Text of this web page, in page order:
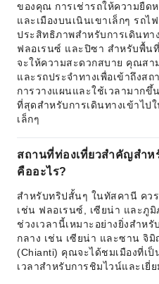
ของคุณ การเช่ารถให้ความยืด
และเมืองบนเนินเขาเล็กๆ รถไ
ประสิทธิภาพสำหรับการเดินทา
ฟลอเรนซ์ และปิซา สำหรับพื้น
จะให้ความสะดวกสบาย คุณสา
และรถประจำทางเพื่อเข้าถึงส
การวางแผนและใช้เวลามากขึ้
ที่สุดสำหรับการเดินทางเข้าไ
เล็กๆ
สถานที่ท่องเที่ยวสำคัญสำ
คืออะไร?
สำหรับทริปสั้นๆ ในทัสคานี คว
เช่น ฟลอเรนซ์, เซียน่า และภู
ช่วงเวลานี้เหมาะอย่างยิ่งสำห
กลาง เช่น เซียน่า และซาน จิ
(Chianti) คุณจะได้ชมเมืองที่
เวลาสำหรับการชิมไวน์และเยี่